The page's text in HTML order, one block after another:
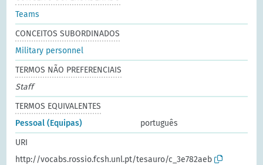
Teams
CONCEITOS SUBORDINADOS
Military personnel
TERMOS NÃO PREFERENCIAIS
Staff
TERMOS EQUIVALENTES
Pessoal (Equipas)
português
URI
http://vocabs.rossio.fcsh.unl.pt/tesauro/c_3e782aeb